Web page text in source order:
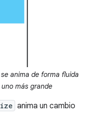
anima de forma fluida
más grande
anima un cambio